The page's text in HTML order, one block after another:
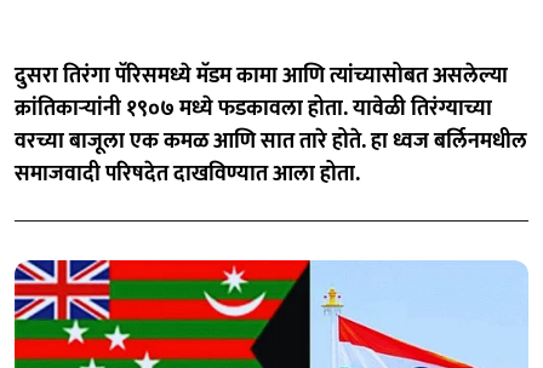
दुसरा तिरंगा पॅरिसमध्ये मॅडम कामा आणि त्यांच्यासोबत असलेल्या
क्रांतिकाऱ्यांनी १९०७ मध्ये फडकावला होता. यावेळी तिरंग्याच्या
वरच्या बाजूला एक कमळ आणि सात तारे होते. हा ध्वज बर्लिनमधील
समाजवादी परिषदेत दाखविण्यात आला होता.